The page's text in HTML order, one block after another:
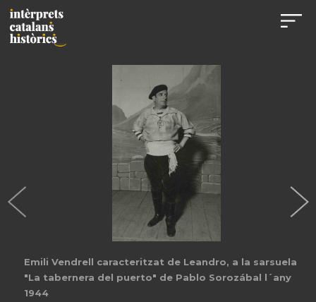
Emili Vendrell caracteritzat de Leandro, a la sarsuela
"La tabernera del puerto" de Pablo Sorozábal l´any
1944